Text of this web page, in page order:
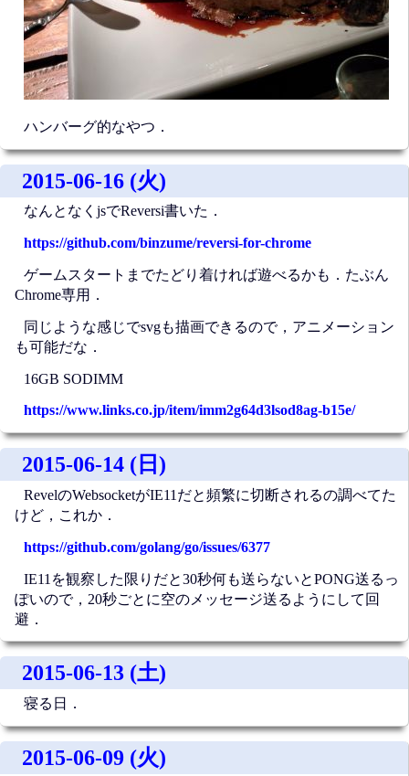
ハンバーグ的なやつ．
2015-06-16 (火)
なんとなくjsでReversi書いた．
https://github.com/binzume/reversi-for-chrome
ゲームスタートまでたどり着ければ遊べるかも．たぶん
Chrome専用．
同じような感じでsvgも描画できるので，アニメーション
も可能だな．
16GB SODIMM
https://www.links.co.jp/item/imm2g64d3lsod8ag-b15e/
2015-06-14 (日)
RevelのWebsocketがIE11だと頻繁に切断されるの調べてた
けど，これか．
https://github.com/golang/go/issues/6377
IE11を観察した限りだと30秒何も送らないとPONG送るっ
ぽいので，20秒ごとに空のメッセージ送るようにして回
避．
2015-06-13 (土)
寝る日．
2015-06-09 (火)